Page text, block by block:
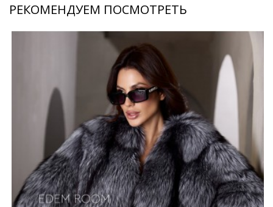
РЕКОМЕНДУЕМ ПОСМОТРЕТЬ